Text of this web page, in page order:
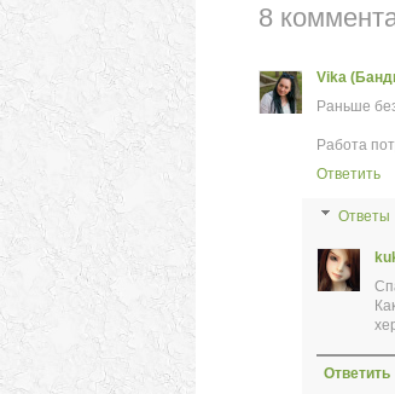
8
Vika
Раньше
Работа
Ответить
Ответы
Ответить